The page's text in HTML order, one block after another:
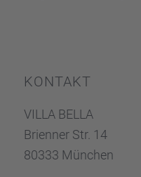
KONTAKT
VILLA BELLA
Brien­ner Str. 14
80333 München